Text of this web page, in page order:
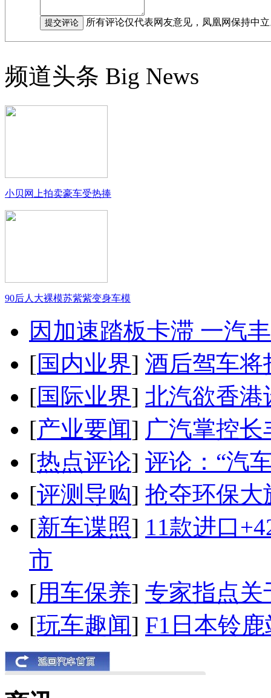
所有评论仅代表网友意见，凤凰网保持中
频道头条 Big News
小贝网上拍卖豪车受热捧
90后人大裸模苏紫紫变身车模
因加速踏板卡滞 一汽
[国内业界] 酒后驾车将
[国际业界] 北汽欲香港
[产业要闻] 广汽掌控
[热点评论] 评论：“汽
[评测导购] 抢夺环保大
[新车谍照] 11款进口
市
[用车保养] 专家指点关
[玩车趣闻] F1日本铃